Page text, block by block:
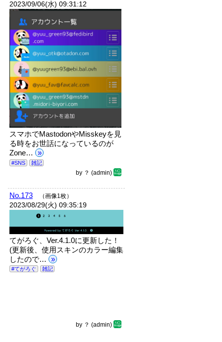
2023/09/06(水) 09:31:12
スマホでMastodonやMisskeyを見
る時をお世話になっているのが
Zone… »
#SNS 雑記
by ？(admin)
No.173 （画像1枚）
2023/08/29(火) 09:35:19
てがろぐ、Ver.4.1.0に更新した！
(更新後、使用スキンのカラー編集
したので… »
#てがろぐ 雑記
by ？(admin)